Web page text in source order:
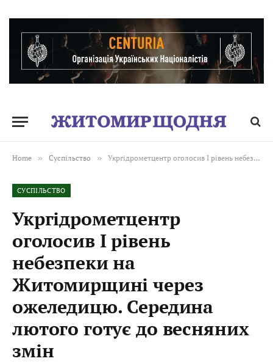
Home » Суспільство » Укргідрометцентр оголосив I рівень небезпеки на Житомирщині через ожеледицю. Середина лютого готує до весняних змін
СУСПІЛЬСТВО
Укргідрометцентр
оголосив I рівень
небезпеки на
Житомирщині через
ожеледицю. Середина
лютого готує до весняних
змін